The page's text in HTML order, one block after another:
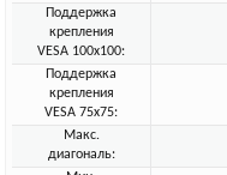
Поддержка
крепления
VESA 100х100:
Поддержка
крепления
VESA 75х75:
Макс.
диагональ: